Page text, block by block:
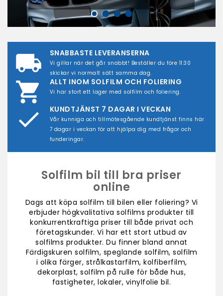
local_shipping SNABBASTE LEVERANSERNA
Vi gillar när det går snabbt! Beställer du före 11:30
skickar vi normalt sätt samma dag.
shopping_cart ALLT INOM SOLFILM OCH FOLIERING
Vi har stort ett lager med solfilm och foliering.
KUNDTJÄNST 7 DAGAR I VECKAN
Vår kunniga och tillmötesgående kundtjänst finns här
7 dagar i veckan för att hjälpa dig med frågor och
funderingar.
Solfilm bil till bra priser
online
Dags att köpa solfilm till bilen eller foliering? Vi
erbjuder högkvalitativa solfilms produkter till
konkurrentkraftiga priser till både privat och
företagskunder. Vi har ett stort utbud av
solfilms produkter. Du finner bland annat
Färdigskuren solfilm, speglande solfilm, solfilm
i olika färger, strålkastarfilm, kolfiberfilm,
dekorplast, solfilm på rulle för både hus,
fastigheter, lokaler, vinylfolie bil.